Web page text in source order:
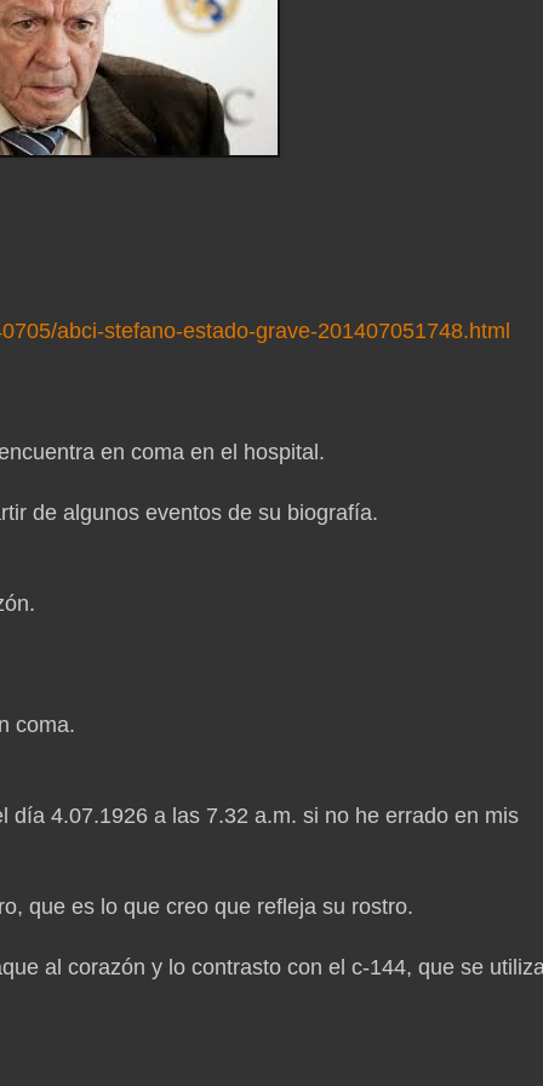
abci-stefano-estado-grave-201407051748.html
en coma en el hospital.
de algunos eventos de su biografía.
coma.
día 4.07.1926 a las 7.32 a.m. si no he errado en mis
que es lo que creo que refleja su rostro.
al corazón y lo contrasto con el c-144, que se